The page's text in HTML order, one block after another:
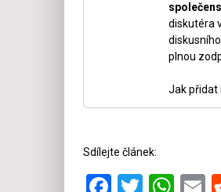
diskutéra
plnou
Jak přidat
Sdílejte článek: